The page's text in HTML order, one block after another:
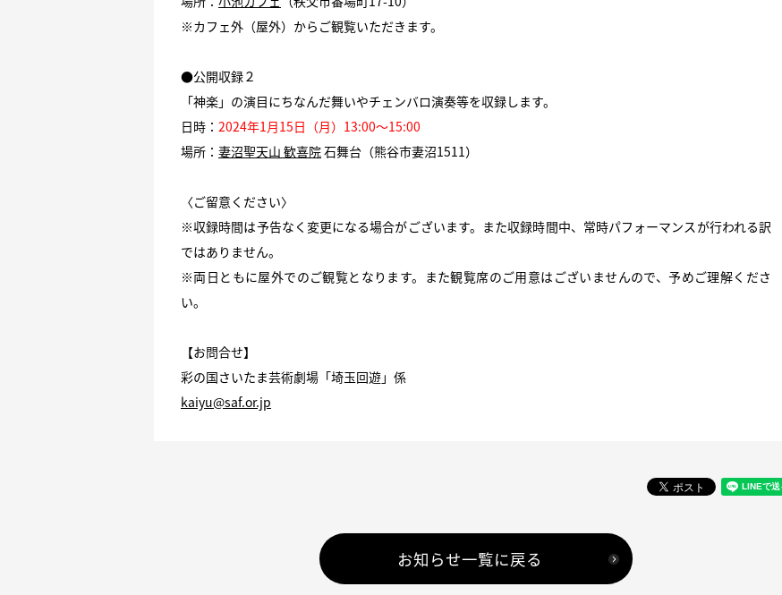
※カフェ外（屋外）からご観覧いただきます。
●公開収録２
「神楽」の演目にちなんだ舞いやチェンバロ演奏等を収録します。
日時： 2024年1月15日（月）13:00～15:00
場所： 妻沼聖天山 歓喜院石舞台（熊谷市妻沼1511）
〈ご留意ください〉
※収録時間は予告なく変更になる場合がございます。また収録時間中、常時パフォーマンスが行われる訳
ではありません。
※両日ともに屋外でのご観覧となります。また観覧席のご用意はございませんので、予めご理解くださ
い。
【お問合せ】
彩の国さいたま芸術劇場「埼玉回遊」係
kaiyu@saf.or.jp
お知らせ一覧に戻る